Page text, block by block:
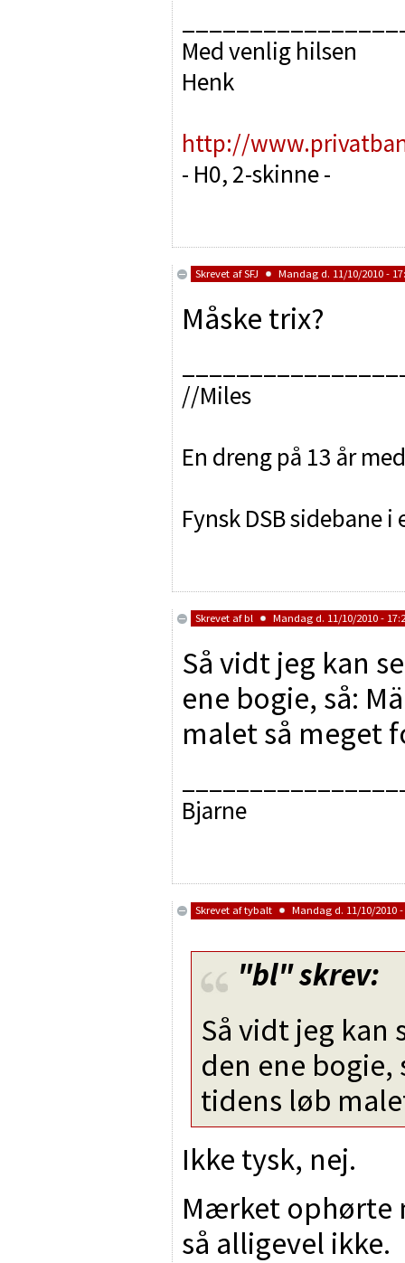
Med venlig hilsen
Henk
http://
- H0, 2-skinne -
Skrevet afSFJ Mandag d. 11/10/2010 -
Måske trix?
//Miles
En dreng på 13 år
Fynsk DSB sidebane i
Skrevet afbl Mandag d. 11/10/2010 -
Så vidt jeg kan
ene bogie, så:
malet så meget
Bjarne
Skrevet aftybalt Mandag d. 11/10/2010 -
"bl"skrev:
Så vidt jeg kan
den ene bogie,
tidens løb
Ikke tysk, nej.
Mærket ophørte
så alligevel ikke.